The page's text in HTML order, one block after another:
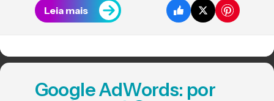
Leia mais
Google AdWords: por